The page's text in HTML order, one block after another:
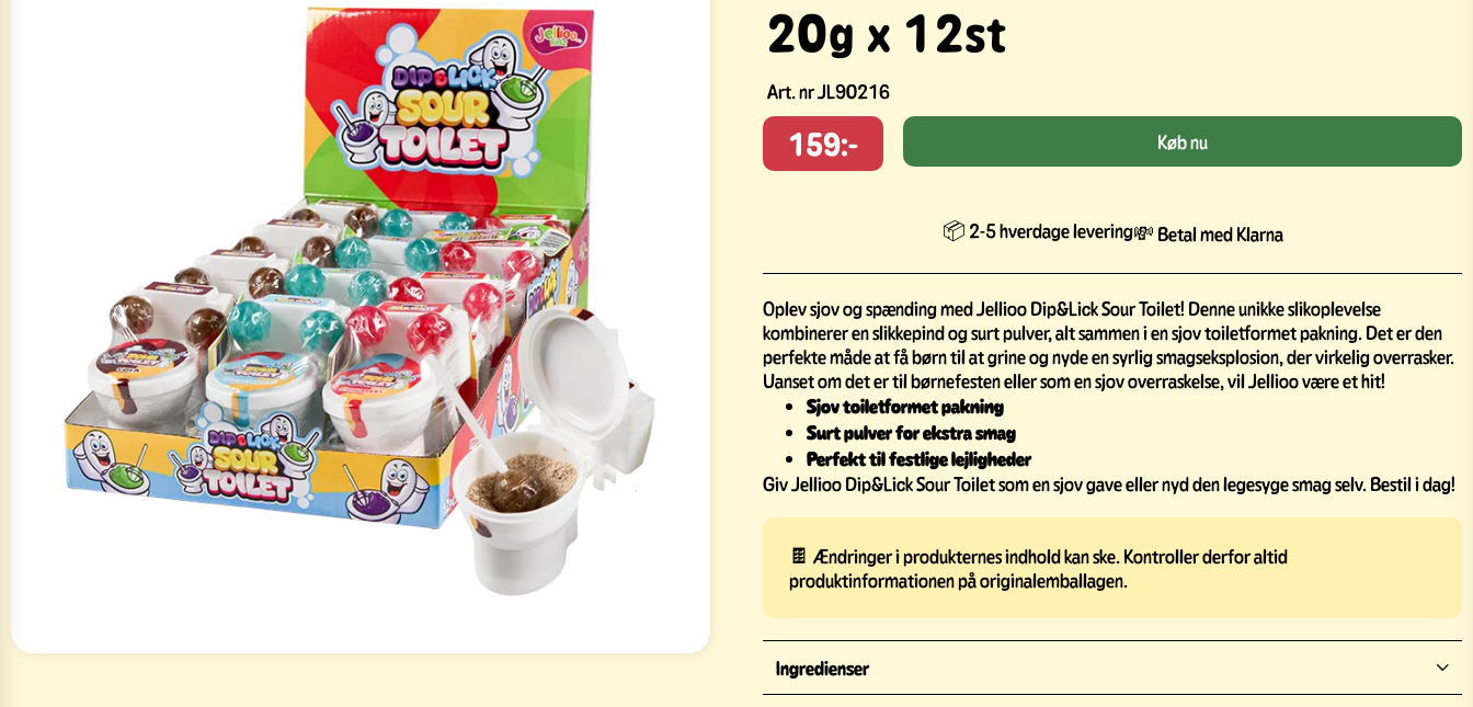
20g x 12st
Art. nrJL90216
159:- Køb nu
📦 2-5 hverdage levering💸 Betal med Klarna
Oplev sjov og spænding med Jellioo Dip&Lick Sour Toilet! Denne unikke slikoplevelse
kombinerer en slikkepind og surt pulver, alt sammen i en sjov toiletformet pakning. Det er den
perfekte måde at få børn til at grine og nyde en syrlig smagseksplosion, der virkelig overrasker.
Uanset om det er til børnefesten eller som en sjov overraskelse, vil Jellioo være et hit!
Sjov toiletformet pakning
Surt pulver for ekstra smag
Perfekt til festlige lejligheder
Giv Jellioo Dip&Lick Sour Toilet som en sjov gave eller nyd den legesyge smag selv. Bestil i dag!
🍫 Ændringer i produkternes indhold kan ske. Kontroller derfor altid
produktinformationen på originalemballagen.
Ingredienser